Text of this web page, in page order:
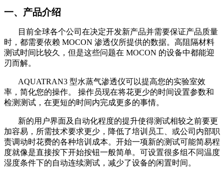
一、产品介绍
目前全球各个公司在决定开发新产品并需要保证产品质量
时，都需要依赖 MOCON 渗透仪所提供的数据。高阻隔材料
测试时间比较久，但是这些问题在 MOCON 的设备中都能迎
刃而解。
AQUATRAN3 型水蒸气渗透仪可以提高您的实验室效
率，简化您的操作。
操作员现在将花更少的时间设置参数和
检测测试，在更短的时间内完成更多的事情。
新的用户界面及自动化程度的提升使得测试相较之前要更
加容易，所需技术要求更少，降低了培训员工、或公司内部职
责调动时花费的各种培训成本。开始一项新的测试可能简易程
度就像是直接按下开始按钮一般简单。可设置很多组不同温度
湿度条件下的自动连续测试，减少了设备的闲置时间。